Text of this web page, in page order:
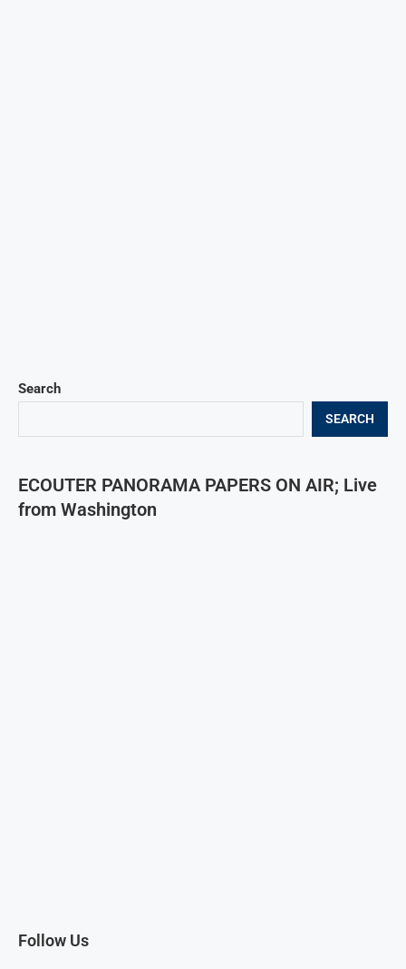
Search
SEARCH
ECOUTER PANORAMA PAPERS ON AIR; Live
from Washington
Follow Us